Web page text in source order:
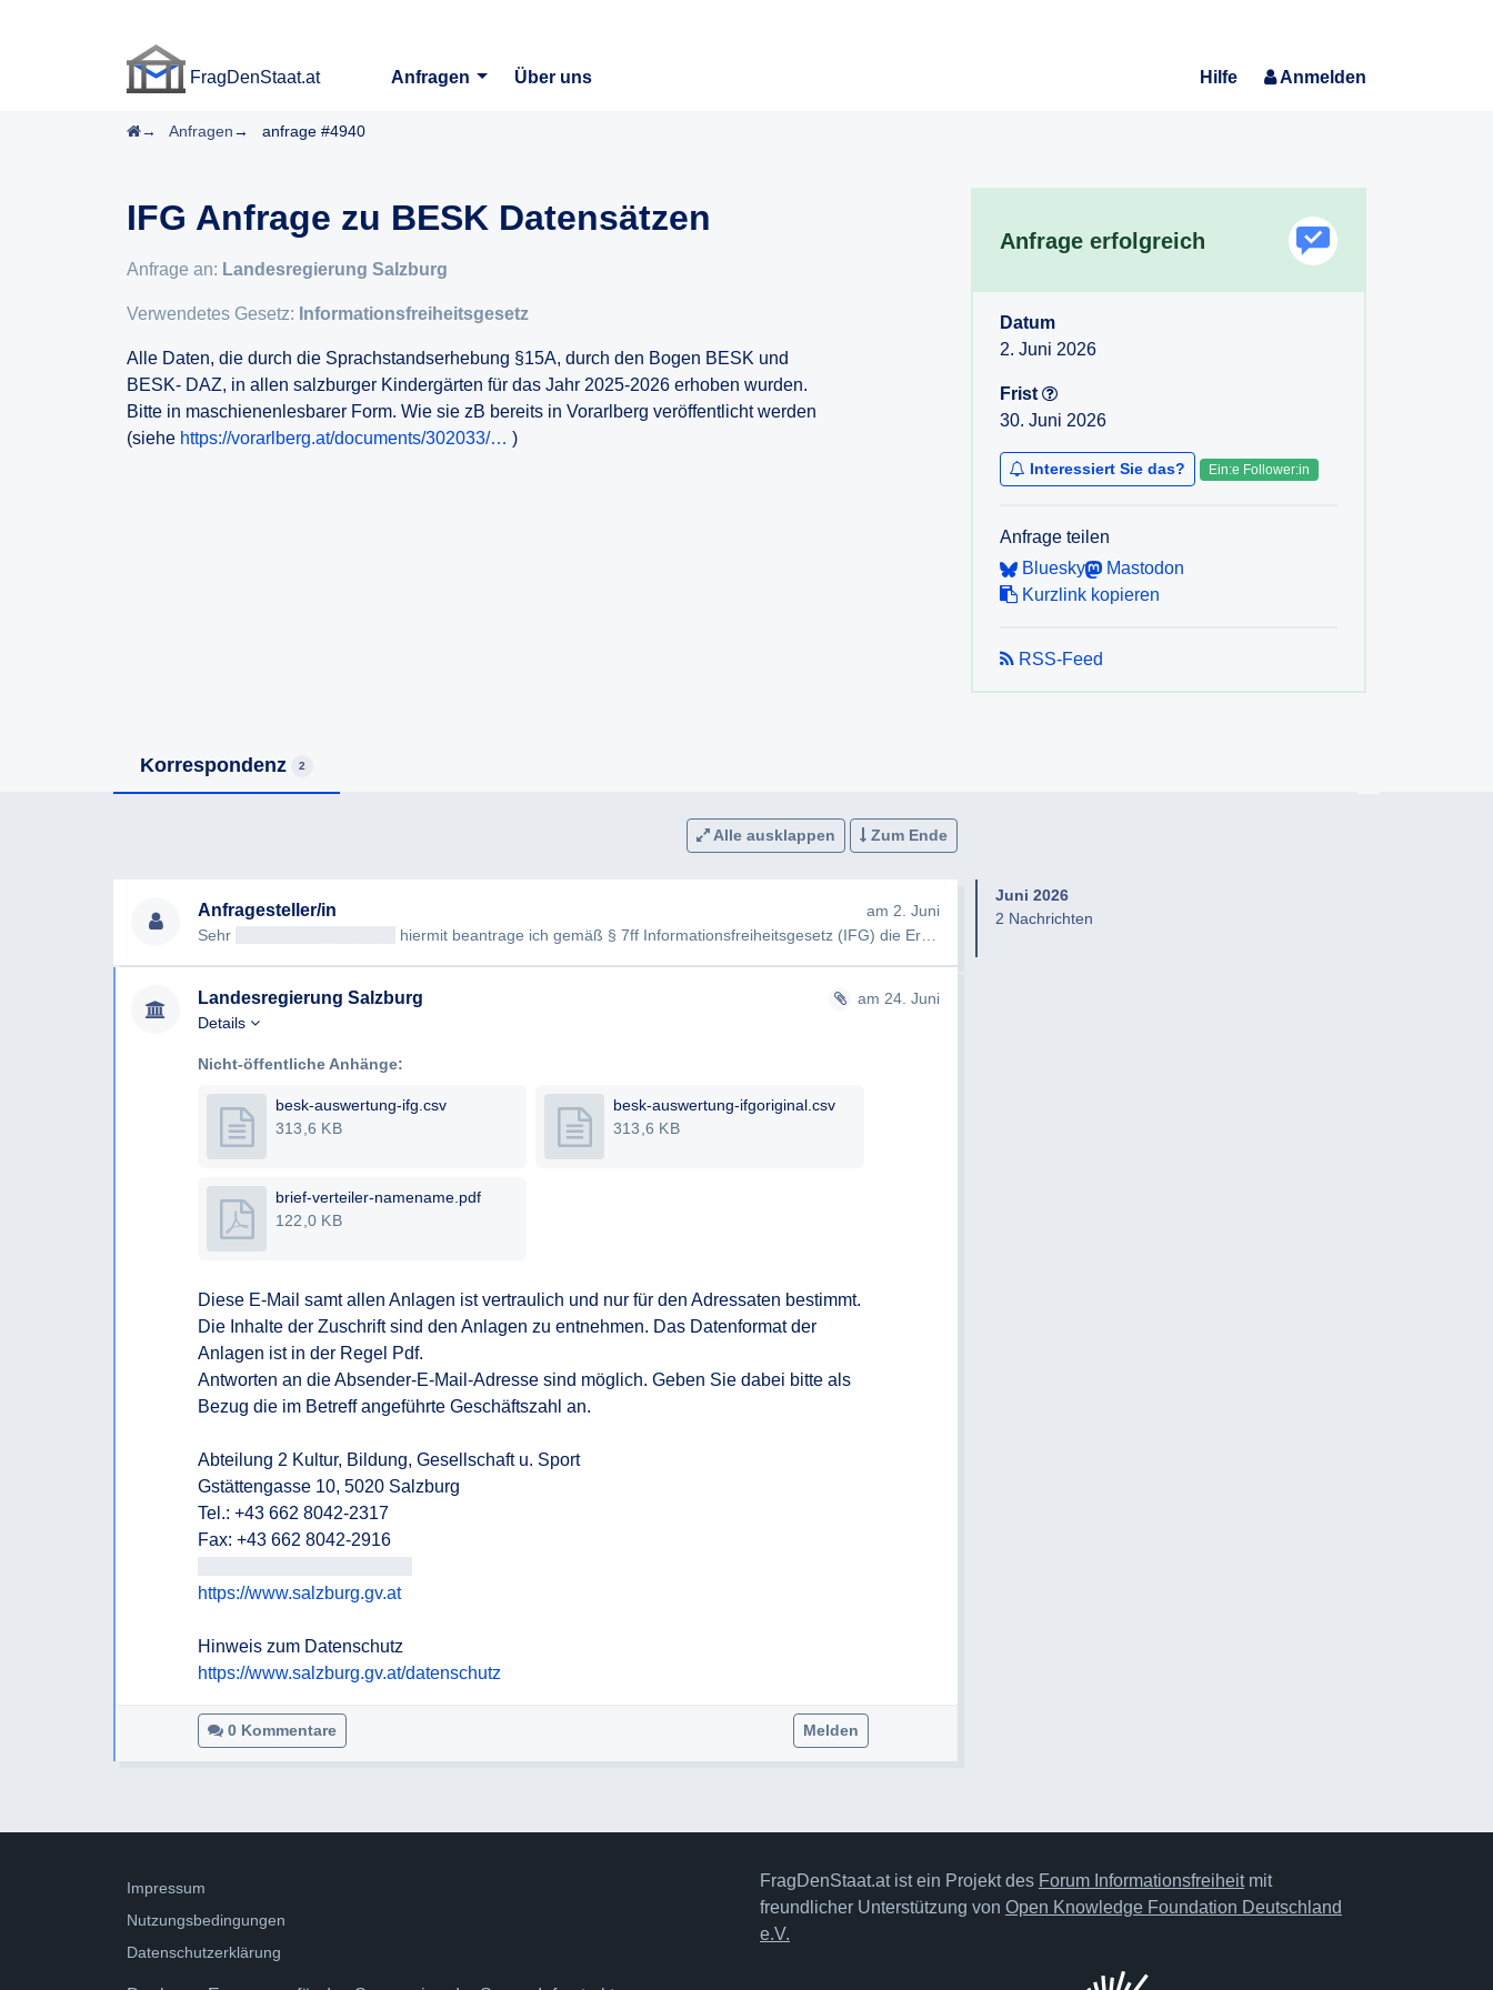
FragDenStaat.at
Anfragen
Über uns Hilfe Anmelden
Startseite
Anfragen anfrage #4940
IFG Anfrage zu BESK Datensätzen
Anfrage an: Landesregierung Salzburg
Verwendetes Gesetz: Informationsfreiheitsgesetz
Alle Daten, die durch die Sprachstandserhebung §15A, durch den Bogen BESK und
BESK- DAZ, in allen salzburger Kindergärten für das Jahr 2025-2026 erhoben wurden.
Bitte in maschienenlesbarer Form. Wie sie zB bereits in Vorarlberg veröffentlicht werden
(siehe https://vorarlberg.at/documents/302033/… )
Anfrage erfolgreich
Datum
2. Juni 2026
Frist
30. Juni 2026
Interessiert Sie das? Ein:e Follower:in
Anfrage teilen
Bluesky
Mastodon
Kurzlink kopieren
RSS-Feed
Korrespondenz 2
Alle ausklappen Zum Ende
Anfragesteller/in
am 2. Juni
Sehr
hiermit beantrage ich gemäß § 7ff Informationsfreiheitsgesetz (IFG) die Erteilung fo…
Landesregierung Salzburg
am 24. Juni
Details
Nicht-öffentliche Anhänge:
besk-auswertung-ifg.csv
313,6 KB
besk-auswertung-ifgoriginal.csv
313,6 KB
brief-verteiler-namename.pdf
122,0 KB
Diese E-Mail samt allen Anlagen ist vertraulich und nur für den Adressaten bestimmt.
Die Inhalte der Zuschrift sind den Anlagen zu entnehmen. Das Datenformat der
Anlagen ist in der Regel Pdf.
Antworten an die Absender-E-Mail-Adresse sind möglich. Geben Sie dabei bitte als
Bezug die im Betreff angeführte Geschäftszahl an.
Abteilung 2 Kultur, Bildung, Gesellschaft u. Sport
Gstättengasse 10, 5020 Salzburg
Tel.: +43 662 8042-2317
https://www.salzburg.gv.at
https://www.salzburg.gv.at/datenschutz
0 Kommentare Melden
Juni 2026
2 Nachrichten
Impressum
Nutzungsbedingungen
Datenschutzerklärung
FragDenStaat.at ist ein Projekt des Forum Informationsfreiheitmit
freundlicher Unterstützung von Open Knowledge Foundation Deutschland
e.V.